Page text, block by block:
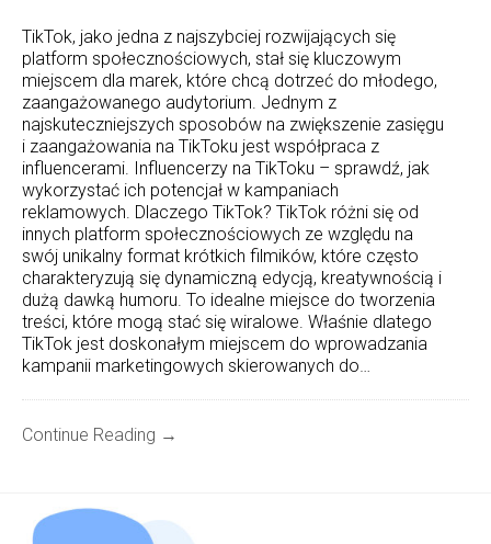
TikTok, jako jedna z najszybciej rozwijających się
platform społecznościowych, stał się kluczowym
miejscem dla marek, które chcą dotrzeć do młodego,
zaangażowanego audytorium. Jednym z
najskuteczniejszych sposobów na zwiększenie zasięgu
i zaangażowania na TikToku jest współpraca z
influencerami. Influencerzy na TikToku – sprawdź, jak
wykorzystać ich potencjał w kampaniach
reklamowych. Dlaczego TikTok? TikTok różni się od
innych platform społecznościowych ze względu na
swój unikalny format krótkich filmików, które często
charakteryzują się dynamiczną edycją, kreatywnością i
dużą dawką humoru. To idealne miejsce do tworzenia
treści, które mogą stać się wiralowe. Właśnie dlatego
TikTok jest doskonałym miejscem do wprowadzania
kampanii marketingowych skierowanych do…
Continue Reading →